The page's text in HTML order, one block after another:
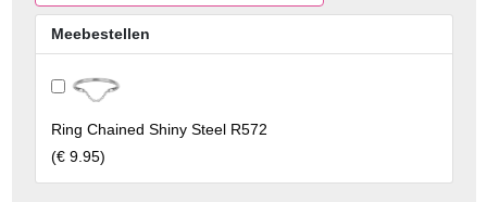
Meebestellen
Ring Chained Shiny Steel R572
(€ 9.95)